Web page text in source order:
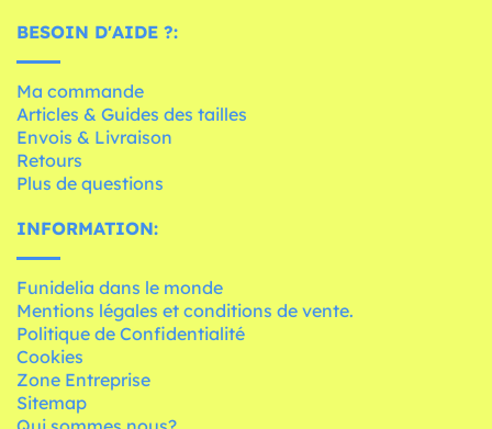
BESOIN D'AIDE ?:
Ma commande
Articles & Guides des tailles
Envois & Livraison
Retours
Plus de questions
INFORMATION:
Funidelia dans le monde
Mentions légales et conditions de vente.
Politique de Confidentialité
Cookies
Zone Entreprise
Sitemap